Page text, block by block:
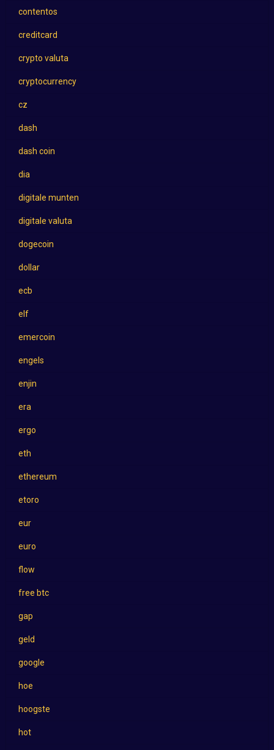
contentos
creditcard
crypto valuta
cryptocurrency
cz
dash
dash coin
dia
digitale munten
digitale valuta
dogecoin
dollar
ecb
elf
emercoin
engels
enjin
era
ergo
eth
ethereum
etoro
eur
euro
flow
free btc
gap
geld
google
hoe
hoogste
hot